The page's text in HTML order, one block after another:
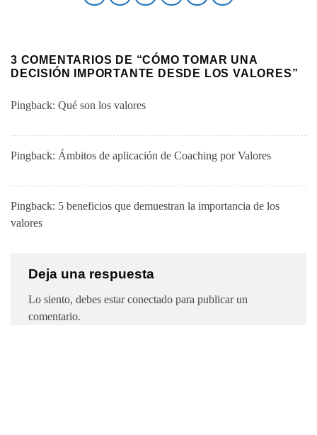
3 COMENTARIOS DE “CÓMO TOMAR UNA
DECISIÓN IMPORTANTE DESDE LOS VALORES”
Pingback: Qué son los valores
Pingback: Ámbitos de aplicación de Coaching por Valores
Pingback: 5 beneficios que demuestran la importancia de los
valores
Deja una respuesta
Lo siento, debes estarconectado para publicar un
comentario.